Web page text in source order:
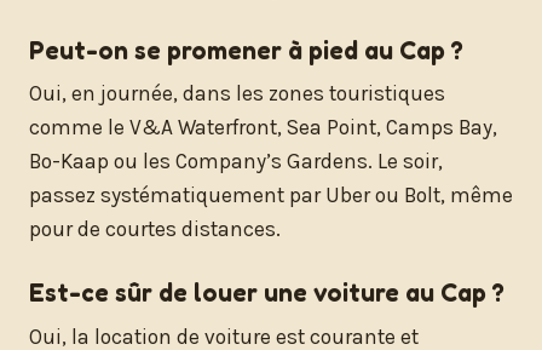
Peut-on se promener à pied au Cap ?
Oui, en journée, dans les zones touristiques
comme le V&A Waterfront, Sea Point, Camps Bay,
Bo-Kaap ou les Company’s Gardens. Le soir,
passez systématiquement par Uber ou Bolt, même
pour de courtes distances.
Est-ce sûr de louer une voiture au Cap ?
Oui, la location de voiture est courante et